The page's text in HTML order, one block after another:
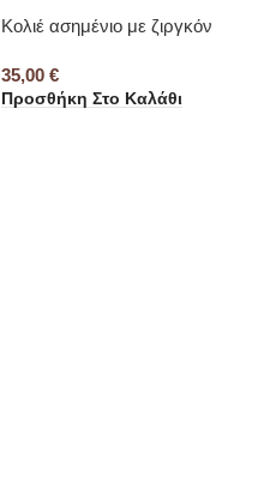
Κολιέ ασημένιο με ζιργκόν
35,00 €
Προσθήκη Στο Καλάθι